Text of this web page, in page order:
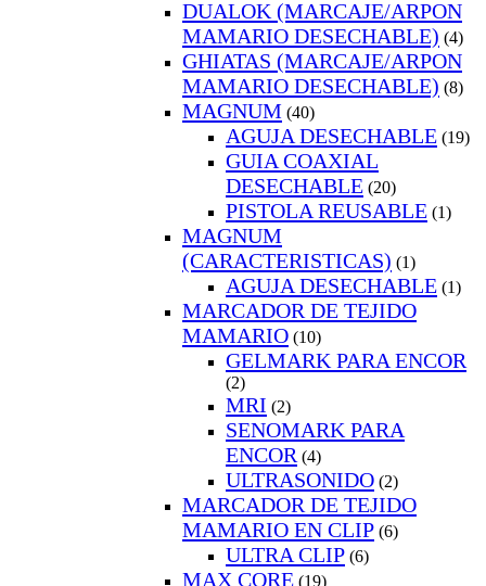
DUALOK (MARCAJE/ARPON
MAMARIO DESECHABLE) (4)
GHIATAS (MARCAJE/ARPON
MAMARIO DESECHABLE) (8)
MAGNUM (40)
AGUJA DESECHABLE (19)
GUIA COAXIAL
DESECHABLE (20)
PISTOLA REUSABLE (1)
MAGNUM
(CARACTERISTICAS) (1)
AGUJA DESECHABLE (1)
MARCADOR DE TEJIDO
MAMARIO (10)
GELMARK PARA ENCOR
(2)
MRI (2)
SENOMARK PARA
ENCOR (4)
ULTRASONIDO (2)
MARCADOR DE TEJIDO
MAMARIO EN CLIP (6)
ULTRA CLIP (6)
MAX CORE (19)